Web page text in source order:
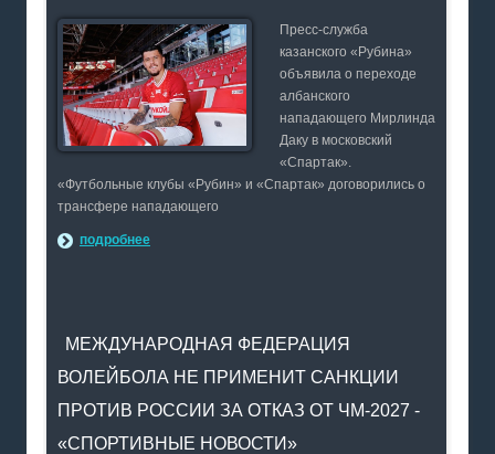
Пресс-служба
казанского «Рубина»
объявила о переходе
албанского
нападающего Мирлинда
Даку в московский
«Спартак».
«Футбольные клубы «Рубин» и «Спартак» договорились о
трансфере нападающего
подробнее
МЕЖДУНАРОДНАЯ ФЕДЕРАЦИЯ
ВОЛЕЙБОЛА НЕ ПРИМЕНИТ САНКЦИИ
ПРОТИВ РОССИИ ЗА ОТКАЗ ОТ ЧМ-2027 -
«СПОРТИВНЫЕ НОВОСТИ»